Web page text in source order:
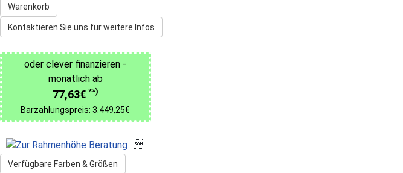
Warenkorb
Kontaktieren Sie uns für weitere Infos
oder clever finanzieren -
monatlich ab
77,63€ **)
Barzahlungspreis: 3.449,25€

Verfügbare Farben & Größen